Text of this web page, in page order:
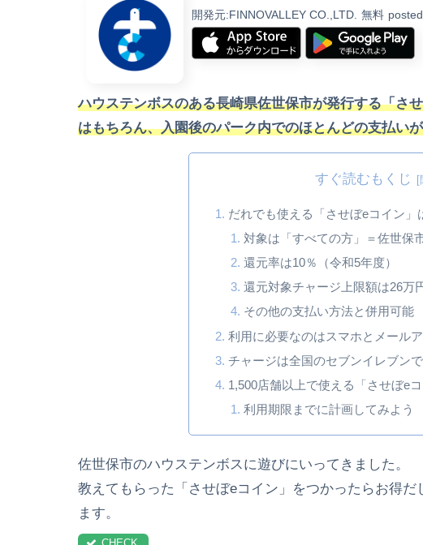
開発元: FINNOVALLEY CO.,LTD. 無料
ハウステンボスのある長崎県佐世保市が発行する「さ
はもちろん、入園後のパーク内でのほとんどの支払い
すぐ読むもくじ
だれでも使える「させぼeコイン
対象は「すべての方」＝佐世保
還元率は10％（令和5年度）
還元対象チャージ上限額は26万
その他の支払い方法と併用可能
利用に必要なのはスマホとメール
チャージは全国のセブンイレブン
1,500店舗以上で使える「させぼeコ
利用期限までに計画してみよう
佐世保市のハウステンボスに遊びにいってきました。
教えてもらった「させぼeコイン」をつかったらお得
ます。